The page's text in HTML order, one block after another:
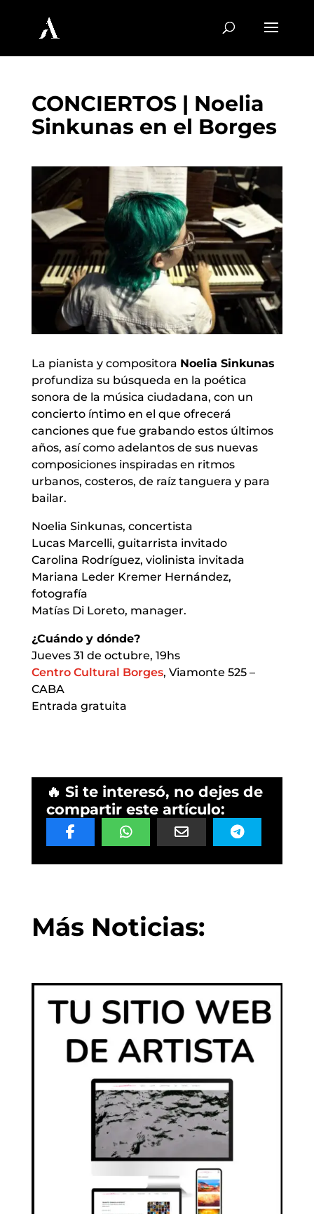
CONCIERTOS | Noelia
Sinkunas en el Borges
La pianista y compositora Noelia Sinkunas
profundiza su búsqueda en la poética
sonora de la música ciudadana, con un
concierto íntimo en el que ofrecerá
canciones que fue grabando estos últimos
años, así como adelantos de sus nuevas
composiciones inspiradas en ritmos
urbanos, costeros, de raíz tanguera y para
bailar.
Noelia Sinkunas, concertista
Lucas Marcelli, guitarrista invitado
Carolina Rodríguez, violinista invitada
Mariana Leder Kremer Hernández,
fotografía
Matías Di Loreto, manager.
¿Cuándo y dónde?
Jueves 31 de octubre, 19hs
Centro Cultural Borges, Viamonte 525 –
CABA
Entrada gratuita
🔥 Si te interesó, no dejes de
compartir este artículo:
Más Noticias: